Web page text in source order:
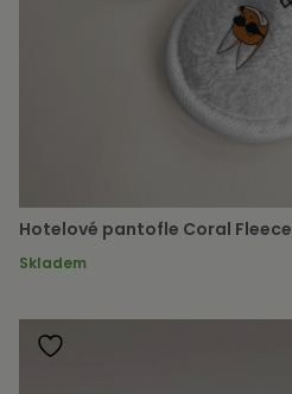
Hotelové pantofle Coral Fleece
Skladem